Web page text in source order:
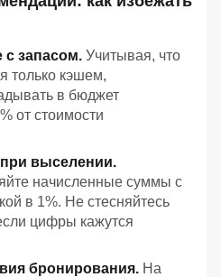
с запасом. Учитывая, что
только кэшем,
в бюджет
от стоимости
при выселении.
начисленные суммы с
в 1%. Не стесняйтесь
цифры кажутся
бронирования. На